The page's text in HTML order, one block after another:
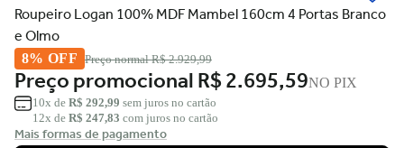
Roupeiro Logan 100% MDF Mambel 160cm 4 Portas Branco
e Olmo
8% OFF Preço normalR$ 2.929,99
Preço promocionalR$ 2.695,59NO PIX
10x de R$ 292,99 sem juros no cartão
12x de R$ 247,83 com juros no cartão
Mais formas de pagamento